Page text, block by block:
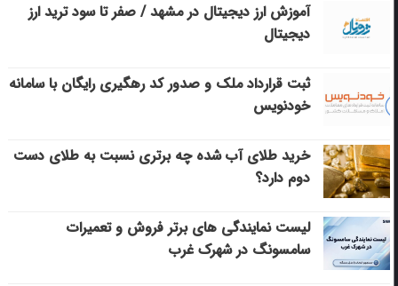
آموزش ارز دیجیتال در مشهد / صفر تا سود ترید ارز
دیجیتال
ثبت قرارداد ملک و صدور کد رهگیری رایگان با سامانه
خودنویس
خرید طلای آب شده چه برتری نسبت به طلای دست
دوم دارد؟
لیست نمایندگی های برتر فروش و تعمیرات
سامسونگ در شهرک غرب